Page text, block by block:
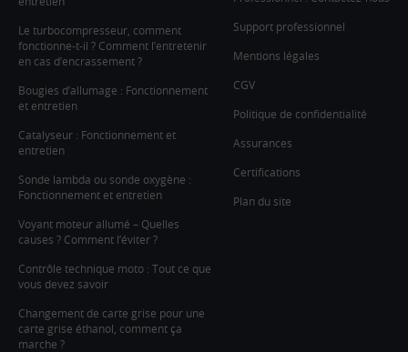
Le turbocompresseur, comment
fonctionne-t-il ? Comment l’entretenir
en cas d’encrassement ?
Bougies d’allumage : Fonctionnement
et entretien
Catalyseur : Fonctionnement et
entretien
Sonde lambda ou sonde oxygène :
Fonctionnement et entretien
Voyant moteur allumé – Quelles
causes ? Comment l’éviter ?
Contrôle technique moto : Tout ce que
vous devez savoir
Changement de carte grise pour une
carte grise éthanol, comment ça
marche ?
Support professionnel
Mentions légales
CGV
Politique de confidentialité
Assurances
Certifications
Plan du site